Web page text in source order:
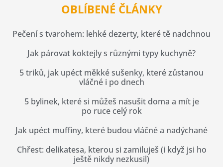
OBLÍBENÉ ČLÁNKY
Pečení s tvarohem: lehké dezerty, které tě nadchnou
Jak párovat koktejly s různými typy kuchyně?
5 triků, jak upéct měkké sušenky, které zůstanou
vláčné i po dnech
5 bylinek, které si můžeš nasušit doma a mít je
po ruce celý rok
Jak upéct muffiny, které budou vláčné a nadýchané
Chřest: delikatesa, kterou si zamiluješ (i když jsi ho
ještě nikdy nezkusil)